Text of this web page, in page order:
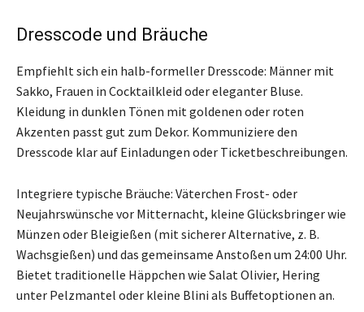
Dresscode und Bräuche
Empfiehlt sich ein halb-formeller Dresscode: Männer mit
Sakko, Frauen in Cocktailkleid oder eleganter Bluse.
Kleidung in dunklen Tönen mit goldenen oder roten
Akzenten passt gut zum Dekor. Kommuniziere den
Dresscode klar auf Einladungen oder Ticketbeschreibungen.
Integriere typische Bräuche: Väterchen Frost- oder
Neujahrswünsche vor Mitternacht, kleine Glücksbringer wie
Münzen oder Bleigießen (mit sicherer Alternative, z. B.
Wachsgießen) und das gemeinsame Anstoßen um 24:00 Uhr.
Bietet traditionelle Häppchen wie Salat Olivier, Hering
unter Pelzmantel oder kleine Blini als Buffetoptionen an.